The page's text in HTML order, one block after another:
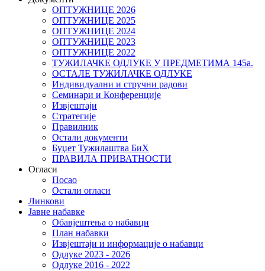
ОПТУЖНИЦЕ 2026
ОПТУЖНИЦЕ 2025
ОПТУЖНИЦЕ 2024
ОПТУЖНИЦЕ 2023
ОПТУЖНИЦЕ 2022
ТУЖИЛАЧКЕ ОДЛУКЕ У ПРЕДМЕТИМА 145а.
ОСТАЛЕ ТУЖИЛАЧКЕ ОДЛУКЕ
Индивидуални и стручни радови
Семинари и Конференције
Извјештаји
Стратегије
Правилник
Остали документи
Буџет Тужилаштва БиХ
ПРАВИЛА ПРИВАТНОСТИ
Огласи
Посао
Остали огласи
Линкови
Јавне набавке
Обавјештења о набавци
План набавки
Извјештаји и информације о набавци
Одлуке 2023 - 2026
Одлуке 2016 - 2022